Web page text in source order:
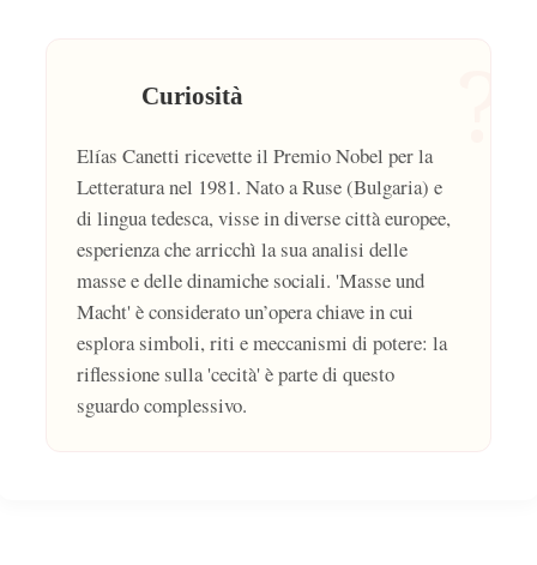
Curiosità
Elías Canetti ricevette il Premio Nobel per la
Letteratura nel 1981. Nato a Ruse (Bulgaria) e
di lingua tedesca, visse in diverse città europee,
esperienza che arricchì la sua analisi delle
masse e delle dinamiche sociali. 'Masse und
Macht' è considerato un’opera chiave in cui
esplora simboli, riti e meccanismi di potere: la
riflessione sulla 'cecità' è parte di questo
sguardo complessivo.